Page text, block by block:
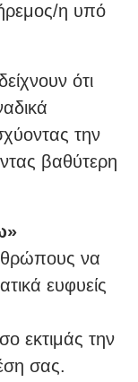
η υπό
ότι
την
βαθύτερη
να
ευφυείς
εκτιμάς την
σας.